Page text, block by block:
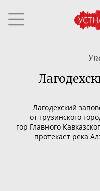
Лагодехский
от грузинского
гор Главного
протекает река